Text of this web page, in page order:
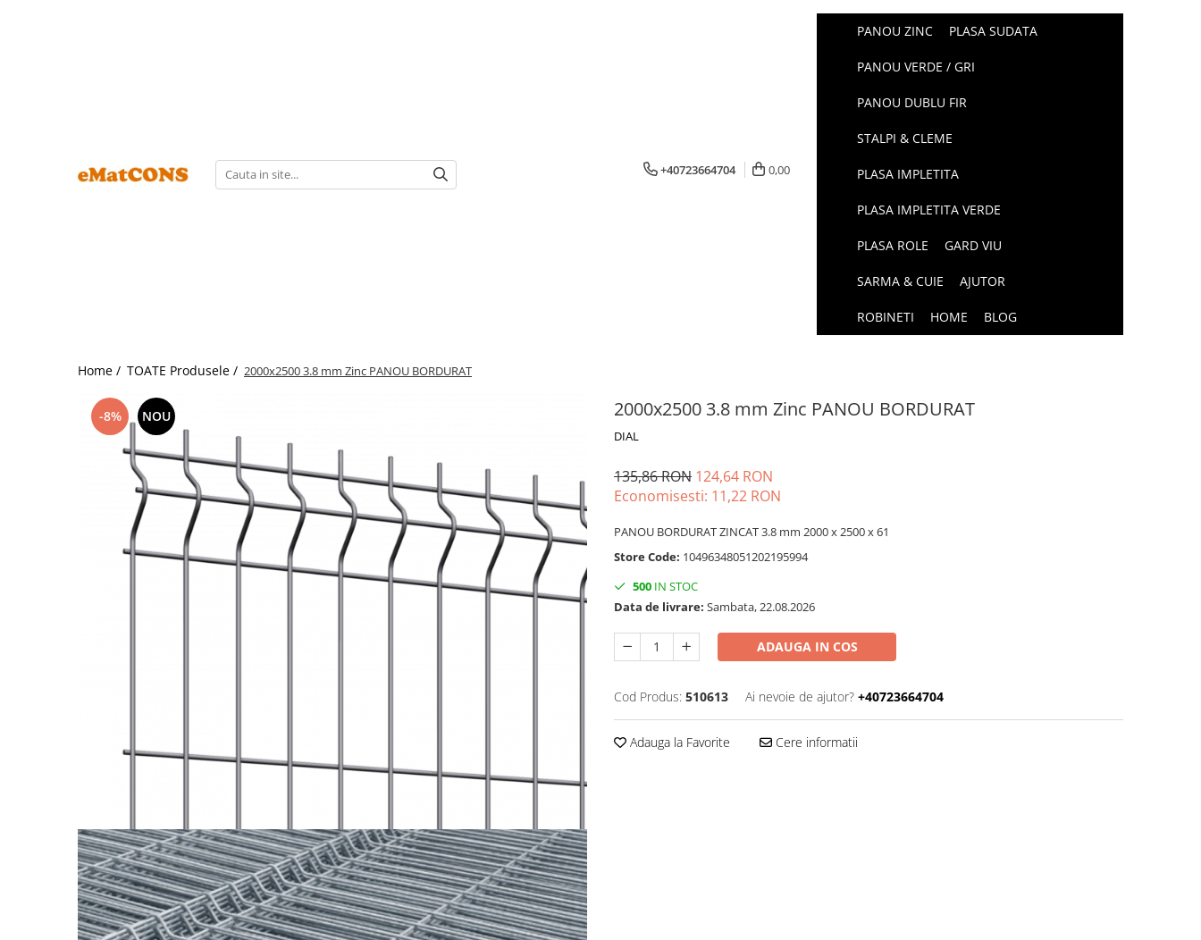
+40723664704 0,00
PANOU ZINC PLASA SUDATA
PANOU VERDE / GRI
PANOU DUBLU FIR
STALPI & CLEME
PLASA IMPLETITA
PLASA IMPLETITA VERDE
PLASA ROLE GARD VIU
SARMA & CUIE AJUTOR
ROBINETI HOME BLOG
Home / TOATE Produsele / 2000x2500 3.8 mm Zinc PANOU BORDURAT
-8% NOU 2000x2500 3.8 mm Zinc PANOU BORDURAT
DIAL
135,86 RON 124,64 RON
Economisesti: 11,22 RON
PANOU BORDURAT ZINCAT 3.8 mm 2000 x 2500 x 61
Store Code: 10496348051202195994
500 IN STOC
Data de livrare: Sambata, 22.08.2026
ADAUGA IN COS
Cod Produs: 510613 Ai nevoie de ajutor? +40723664704
Adauga la Favorite Cere informatii